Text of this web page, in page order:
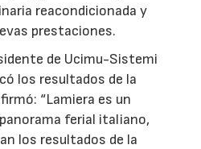
reacondicionada y
prestaciones.
de Ucimu-Sistemi
los resultados de la
“Lamiera es un
ferial italiano,
los resultados de la